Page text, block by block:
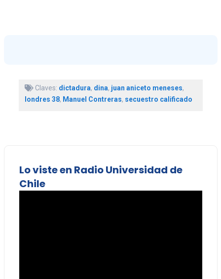
Claves: dictadura, dina, juan aniceto meneses,
londres 38, Manuel Contreras, secuestro calificado
Lo viste en Radio Universidad de
Chile